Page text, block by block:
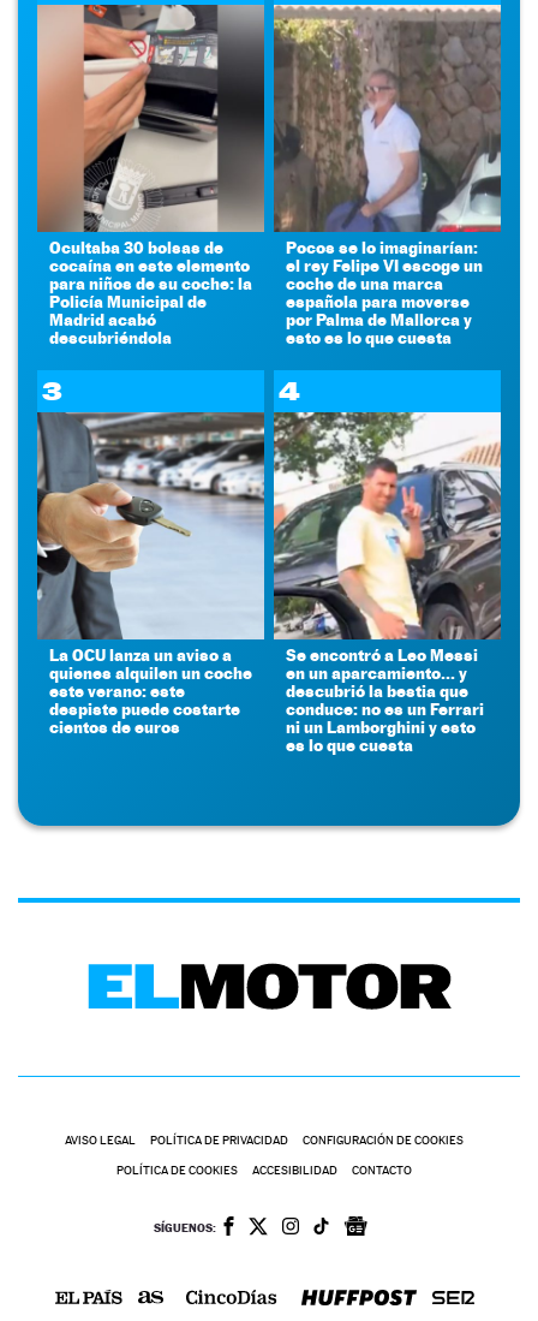
Ocultaba 30 bolsas de
cocaína en este elemento
para niños de su coche: la
Policía Municipal de
Madrid acabó
descubriéndola
Pocos se lo imaginarían:
el rey Felipe VI escoge un
coche de una marca
española para moverse
por Palma de Mallorca y
esto es lo que cuesta
3
La OCU lanza un aviso a
quienes alquilen un coche
este verano: este
despiste puede costarte
cientos de euros
4
Se encontró a Leo Messi
en un aparcamiento... y
descubrió la bestia que
conduce: no es un Ferrari
ni un Lamborghini y esto
es lo que cuesta
AVISO LEGAL POLÍTICA DE PRIVACIDAD CONFIGURACIÓN DE COOKIES
POLÍTICA DE COOKIES ACCESIBILIDAD CONTACTO
SÍGUENOS: